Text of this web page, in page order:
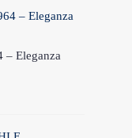
– Eleganza